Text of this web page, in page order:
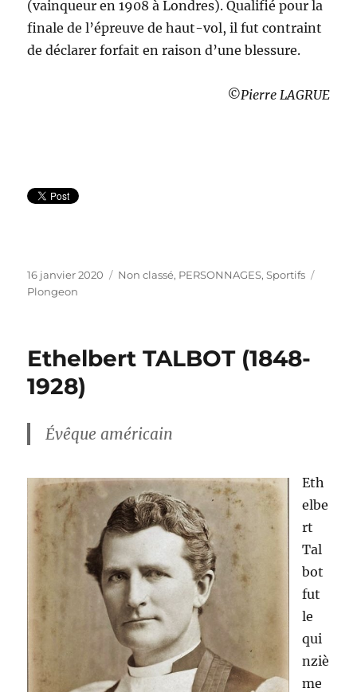
(vainqueur en 1908 à Londres). Qualifié pour la
finale de l’épreuve de haut-vol, il fut contraint
de déclarer forfait en raison d’une blessure.
©Pierre LAGRUE
Publié
le
16 janvier 2020 Catégories
Non classé, PERSONNAGES,Sportifs
Plongeon
Ethelbert TALBOT (1848-
1928)
Évêque américain
Eth
elbe
rt
Tal
bot
fut
le
qui
nziè
me